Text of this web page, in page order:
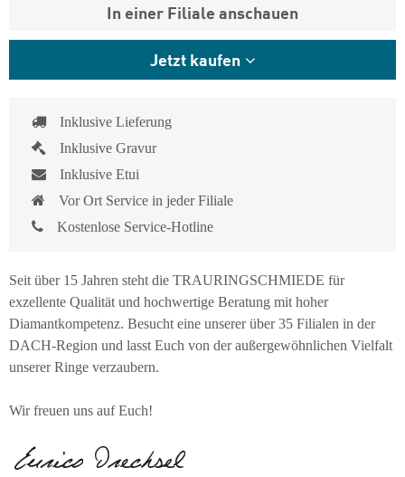
In einer Filiale anschauen
Jetzt kaufen
Inklusive Lieferung
Inklusive Gravur
Inklusive Etui
Vor Ort Service in jeder Filiale
Kostenlose Service-Hotline
Seit über 15 Jahren steht die TRAURINGSCHMIEDE für
exzellente Qualität und hochwertige Beratung mit hoher
Diamantkompetenz. Besucht eine unserer über 35 Filialen in der
DACH-Region und lasst Euch von der außergewöhnlichen Vielfalt
unserer Ringe verzaubern.
Wir freuen uns auf Euch!